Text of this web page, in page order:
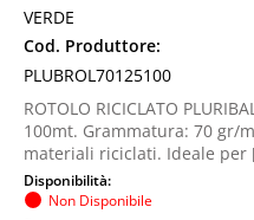
VERDE
Cod. Produttore:
PLUBROL70125100
ROTOLO RICICLATO
100mt. Grammatura: 70 gr/
materiali riciclati. Ideale per
Disponibilità:
Non Disponibile